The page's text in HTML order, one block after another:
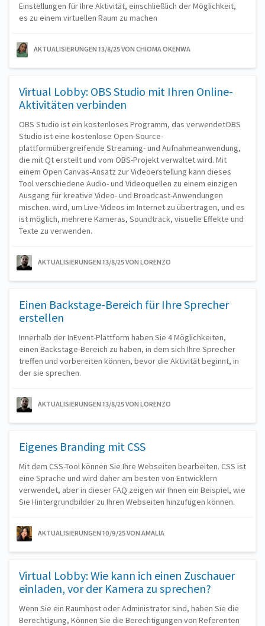
Einstellungen für Ihre Aktivität, einschließlich der Möglichkeit,
es zu einem virtuellen Raum zu machen
AKTUALISIERUNGEN 13/8/25VON CHIOMA OKENWA
Virtual Lobby: OBS Studio mit Ihren Online-
Aktivitäten verbinden
OBS Studio ist ein kostenloses Programm, das verwendetOBS
Studio ist eine kostenlose Open-Source-
plattformübergreifende Streaming- und Aufnahmeanwendung,
die mit Qt erstellt und vom OBS-Projekt verwaltet wird. Mit
einem Open Canvas-Ansatz zur Videoerstellung kann dieses
Tool verschiedene Audio- und Videoquellen zu einem einzigen
Ausgang für kreative Video- und Broadcast-Anwendungen
mischen. wird, um Live-Videos im Internet zu übertragen, und es
ist möglich, mehrere Kameras, Soundtrack, visuelle Effekte und
Texte zu verwenden.
AKTUALISIERUNGEN 13/8/25VON LORENZO
Einen Backstage-Bereich für Ihre Sprecher
erstellen
Innerhalb der InEvent-Plattform haben Sie 4 Möglichkeiten,
einen Backstage-Bereich zu haben, in dem sich Ihre Sprecher
treffen und vorbereiten können, bevor die Aktivität beginnt, in
der sie sprechen.
AKTUALISIERUNGEN 13/8/25VON LORENZO
Eigenes Branding mit CSS
Mit dem CSS-Tool können Sie Ihre Webseiten bearbeiten. CSS ist
eine Sprache und wird daher am besten von Entwicklern
verwendet, aber in dieser FAQ zeigen wir Ihnen ein Beispiel, wie
Sie Hintergrundbilder zu Ihren Webseiten hinzufügen können.
AKTUALISIERUNGEN 10/9/25VON AMALIA
Virtual Lobby: Wie kann ich einen Zuschauer
einladen, vor der Kamera zu sprechen?
Wenn Sie ein Raumhost oder Administrator sind, haben Sie die
Berechtigung, Können Sie die Berechtigungen von Referenten